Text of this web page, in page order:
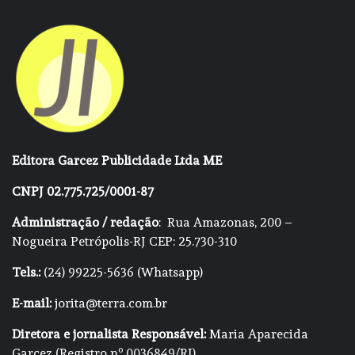
Editora Garcez Publicidade Ltda ME
CNPJ 02.775.725/0001-87
Administração / redação: Rua Amazonas, 200 –
Nogueira Petrópolis-RJ CEP: 25.730-310
Tels.:(24) 99225-5636 (Whatsapp)
E-mail:jorita@terra.com.br
Diretora e jornalista Responsável:Maria Aparecida